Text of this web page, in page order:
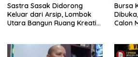
Sastra Sasak Didorong
Keluar dari Arsip, Lombok
Utara Bangun Ruang Kreatif
Bursa
Calon